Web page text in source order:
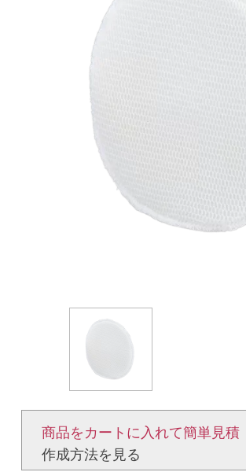
商品をカートに入れて簡単見積​
作成方法を見る​​